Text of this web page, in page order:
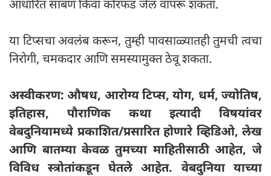
आधारित साबण किंवा कोरफड जेल वापरू शकता.
या टिप्सचा अवलंब करून, तुम्ही पावसाळ्यातही तुमची त्वचा
निरोगी, चमकदार आणि समस्यामुक्त ठेवू शकता.
अस्वीकरण: औषध, आरोग्य टिप्स, योग, धर्म, ज्योतिष,
इतिहास, पौराणिक कथा इत्यादी विषयांवर
वेबदुनियामध्ये प्रकाशित/प्रसारित होणारे व्हिडिओ, लेख
आणि बातम्या केवळ तुमच्या माहितीसाठी आहेत, जे
विविध स्त्रोतांकडून घेतले आहेत. वेबदुनिया याच्या